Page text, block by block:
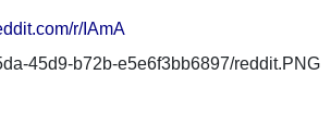
r/IAmA
45d9-b72b-e5e6f3bb6897/reddit.PNG